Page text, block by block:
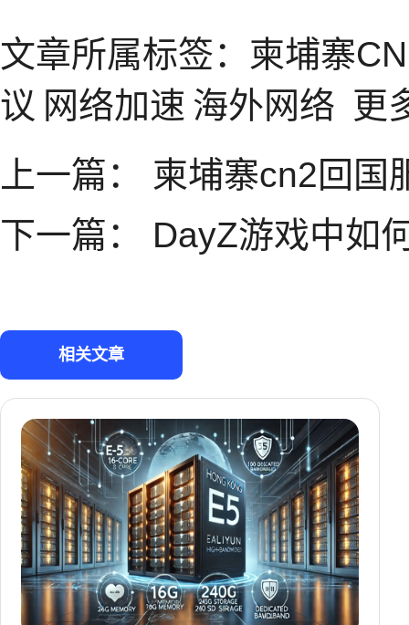
文章所属标签： 柬埔寨
议 网络加速 海外网络 更
上一篇：
柬埔寨cn2回国
下一篇：
DayZ游戏中如
相关文章